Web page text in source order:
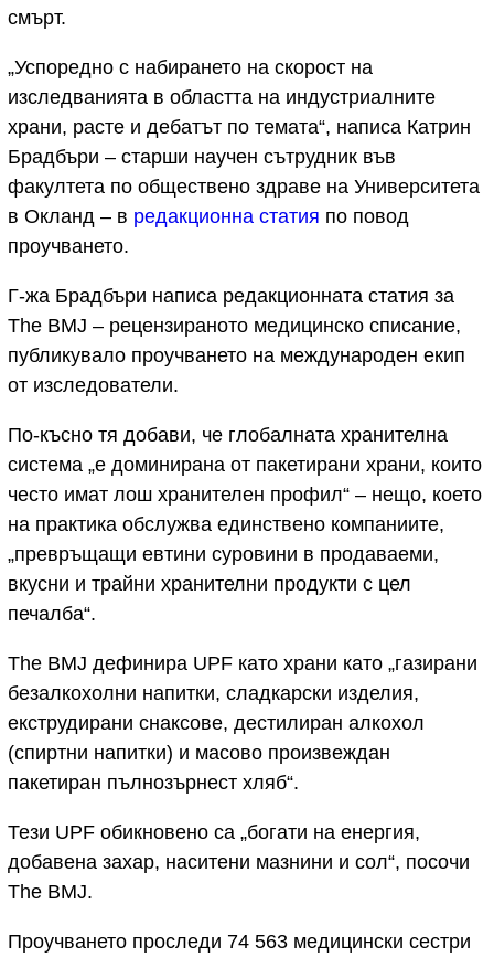
смърт.
„Успоредно с набирането на скорост на
изследванията в областта на индустриалните
храни, расте и дебатът по темата“, написа Катрин
Брадбъри – старши научен сътрудник във
факултета по обществено здраве на Университета
в Окланд – в редакционна статия по повод
проучването.
Г-жа Брадбъри написа редакционната статия за
The BMJ – рецензираното медицинско списание,
публикувало проучването на международен екип
от изследователи.
По-късно тя добави, че глобалната хранителна
система „е доминирана от пакетирани храни, които
често имат лош хранителен профил“ – нещо, което
на практика обслужва единствено компаниите,
„превръщащи евтини суровини в продаваеми,
вкусни и трайни хранителни продукти с цел
печалба“.
The BMJ дефинира UPF като храни като „газирани
безалкохолни напитки, сладкарски изделия,
екструдирани снаксове, дестилиран алкохол
(спиртни напитки) и масово произвеждан
пакетиран пълнозърнест хляб“.
Тези UPF обикновено са „богати на енергия,
добавена захар, наситени мазнини и сол“, посочи
The BMJ.
Проучването проследи 74 563 медицински сестри